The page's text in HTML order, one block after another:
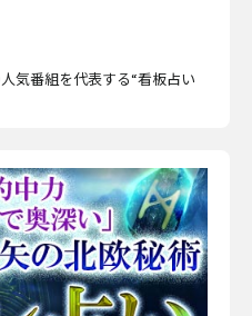
気番組を代表する“看板占い